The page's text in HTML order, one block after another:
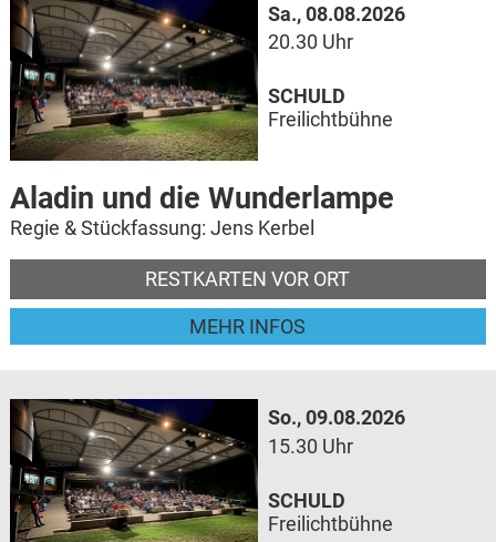
Sa., 08.08.2026
20.30 Uhr
Aladin und die Wunderlampe
Regie & Stückfassung: Jens Kerbel
RESTKARTEN VOR ORT
MEHR INFOS
SCHULD
Freilichtbühne
So., 09.08.2026
15.30 Uhr
SCHULD
Freilichtbühne